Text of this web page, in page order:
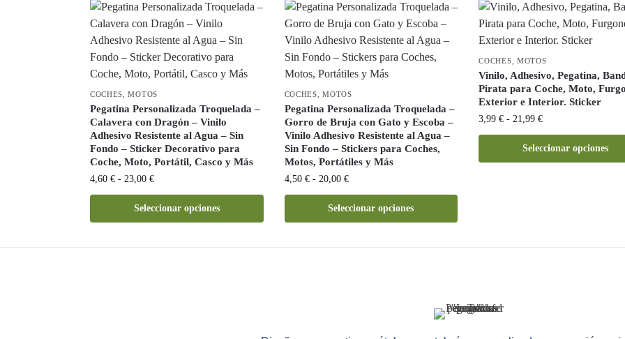
COCHES,MOTOS
Pegatina Personalizada Troquelada –
Calavera con Dragón – Vinilo
Adhesivo Resistente al Agua – Sin
Fondo – Sticker Decorativo para
Coche, Moto, Portátil, Casco y Más
4,60 € - 23,00 €
Seleccionar opciones
COCHES,MOTOS
Pegatina Personalizada Troquelada –
Gorro de Bruja con Gato y Escoba –
Vinilo Adhesivo Resistente al Agua –
Sin Fondo – Stickers para Coches,
Motos, Portátiles y Más
4,50 € - 20,00 €
Seleccionar opciones
COCHES, MOTOS
Vinilo, Adhesivo, Pegatina,
Pirata para Coche, Moto,
Exterior e Interior. Sticker
3,99€ - 21,99€
Seleccionar opciones